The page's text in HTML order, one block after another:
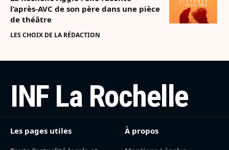
l’après-AVC de son père dans une pièce
de théâtre
LES CHOIX DE LA RÉDACTION
INF La Rochelle
Les pages utiles À propos